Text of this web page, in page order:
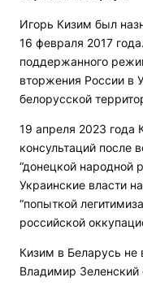
Игорь Кизим был
16 февраля 2017
поддержанного
вторжения России в
белорусской
19 апреля 2023 года
консультаций после
“донецкой народной
Украинские власти
“попыткой
российской
Кизим в Беларусь не
Владимир Зеленский